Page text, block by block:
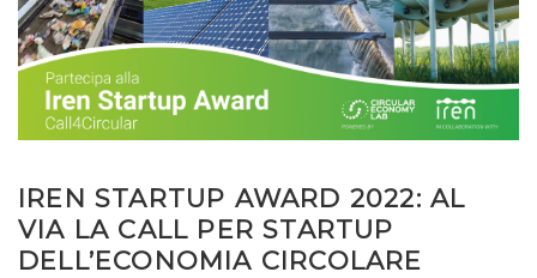
IREN STARTUP AWARD 2022: AL
VIA LA CALL PER STARTUP
DELL’ECONOMIA CIRCOLARE